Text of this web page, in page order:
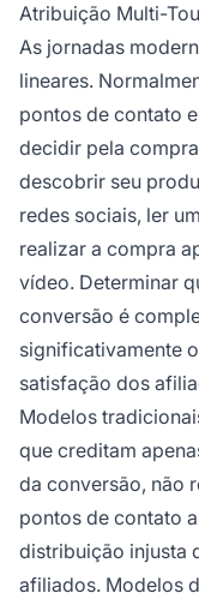
Atribuição Multi-
As jornadas
lineares.
pontos de contato
decidir pela
descobrir seu
redes sociais, ler
realizar a compra
vídeo. Determinar
conversão é
significativamente
satisfação dos
Modelos
que creditam
da conversão, não
pontos de contato
distribuição injusta
afiliados. Modelos